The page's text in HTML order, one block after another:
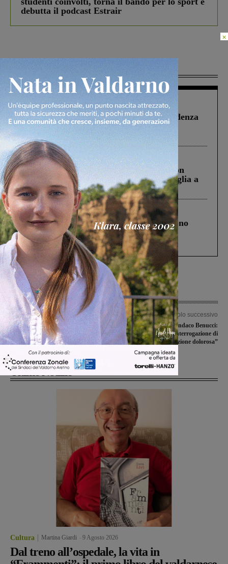
debutta il podcast Estrair
Più lette
Figline Incisa Valdarno 1 Agosto 2026
Piscina di Figline finanziata oltre la scadenza
Pnrr, il gruppo di Fratelli d’Italia: “Un
ringraziamento al Governo”
Cronaca 3 Agosto 2026
Scomparso da una struttura di Castiglion
Fiorentino l’uomo che aveva ucciso la figlia a
Levane nel 2020
Cronaca 4 Agosto 2026
Un anno fa la strage in A1 in cui morirono
Gianni, Giulia e Franco. Lo schianto, il
processo, lo stop ai sorpassi fra tir....
Articolo precedente
Fides, si dimette coach Roberto
Righeschi
Articolo successivo
Addio Boehringer, il sindaco Benucci:
“Grossa perdita”. Interrogazione di
Calò: “Delocalizzazione dolorosa”
Ultime Notizie
Cultura Martina Giardi 9 Agosto 2026
Dal treno all’ospedale, la vita in
×